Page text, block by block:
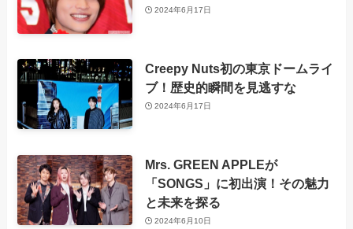
2024年6月17日
Creepy Nuts初の東京ドームライ
ブ！歴史的瞬間を見逃すな
2024年6月17日
Mrs. GREEN APPLEが
「SONGS」に初出演！その魅力
と未来を探る
2024年6月10日